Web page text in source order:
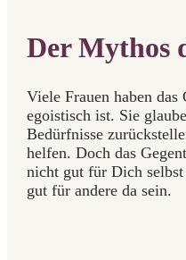
Der Mythos
Viele Frauen haben das
egoistisch ist. Sie
Bedürfnisse
helfen. Doch das
nicht gut für Dich
gut für andere da sein.